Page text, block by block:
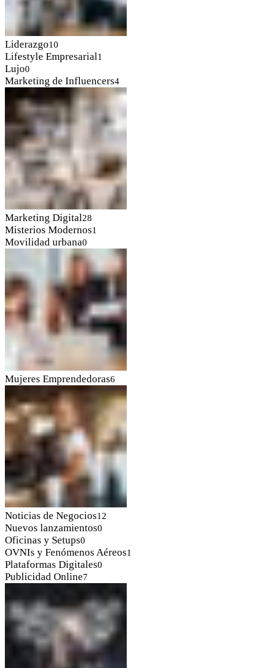
Liderazgo10
Lifestyle Empresarial1
Lujo0
Marketing de Influencers4
Marketing Digital28
Misterios Modernos1
Movilidad urbana0
Mujeres Emprendedoras6
Noticias de Negocios12
Nuevos lanzamientos0
Oficinas y Setups0
OVNIs y Fenómenos Aéreos1
Plataformas Digitales0
Publicidad Online7